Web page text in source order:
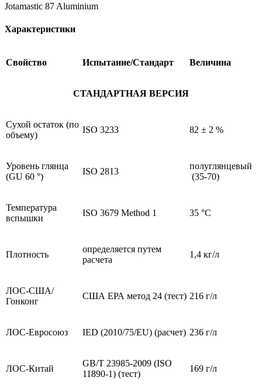
Jotamastic 87 Aluminium
Характеристики
Свойство Испытание/Стандарт Величина
СТАНДАРТНАЯ ВЕРСИЯ
Сухой остаток (по
объему)
ISO 3233 82 ± 2 %
Уровень глянца
(GU 60 °)
ISO 2813
полуглянцевый
(35-70)
Температура
вспышки
ISO 3679 Method 1 35 °C
Плотность
определяется путем
расчета
1,4 кг/л
ЛОС-США/
Гонконг
США ЕРА метод 24 (тест) 216 г/л
ЛОС-Евросоюз IED (2010/75/EU) (расчет) 236 г/л
ЛОС-Китай
GB/T 23985-2009 (ISO
11890-1) (тест)
169 г/л